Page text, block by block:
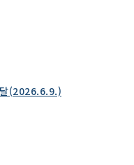
달(2026.6.9.)